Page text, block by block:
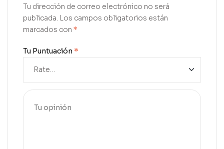
Tu dirección de correo electrónico no será
publicada. Los campos obligatorios están
marcados con *
Tu Puntuación *